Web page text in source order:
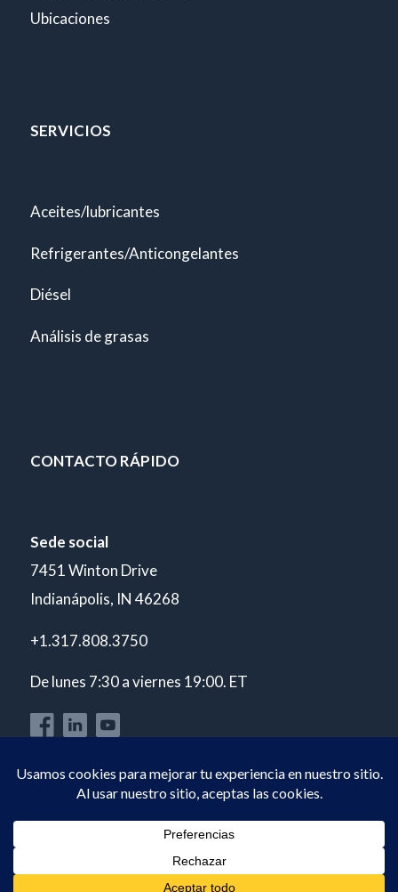
Ubicaciones
SERVICIOS
Aceites/lubricantes
Refrigerantes/Anticongelantes
Diésel
Análisis de grasas
CONTACTO RÁPIDO
Sede social
7451 Winton Drive
Indianápolis, IN 46268
+1.317.808.3750
De lunes 7:30 a viernes 19:00. ET
© Copyright 2026 POLARIS Laboratories®. Todos los derechos
Acreditación ISO 17025 A2LA